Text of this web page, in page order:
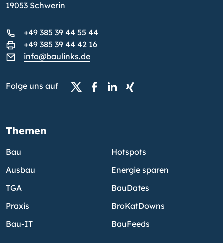
19053 Schwerin
+49 385 39 44 55 44
+49 385 39 44 42 16
info@baulinks.de
Folge uns auf
Themen
Bau
Ausbau
TGA
Praxis
Bau-IT
Hotspots
Energie sparen
BauDates
BroKatDowns
BauFeeds